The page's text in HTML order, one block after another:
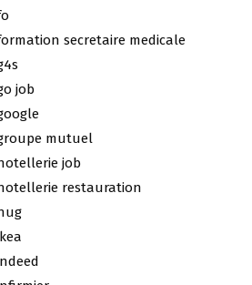
secretaire medicale
job
mutuel
job
restauration